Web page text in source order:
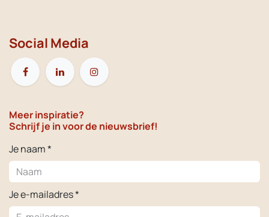
Social Media
Meer inspiratie?
Schrijf je in voor de nieuwsbrief!
Je naam *
Je e-mailadres *